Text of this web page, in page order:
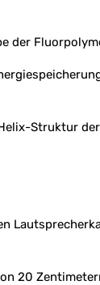
der
Struktur der
20